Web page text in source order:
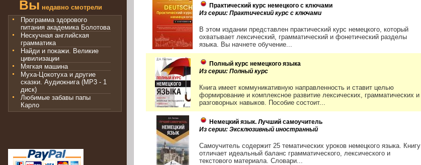
Вы недавно смотрели
Программа здорового
питания академика Болотова
Нескучная английская
грамматика
Найди и покажи. Великие
цивилизации
Мягкая машина
Муха-Цокотуха и другие
сказки. Аудиокнига (MP3 - 1
диск)
Любимые забавы папы
Карло
Практический курс немецкого с ключами
Из серии: Практический курс с ключами
В этом издании представлен практический курс немецкого, который
охватывает лексический, грамматический и фонетический разделы
языка. Вы начнете обучение...
Полный курс немецкого языка
Из серии: Полный курс
Книга имеет коммуникативную направленность и ставит целью
формирование и комплексное развитие лексических, грамматических и
разговорных навыков. Пособие состоит...
Немецкий язык. Лучший самоучитель
Из серии: Эксклюзивный иностранный
Самоучитель содержит 25 тематических уроков немецкого языка. Книгу
отличает идеальный баланс грамматического, лексического и
текстового материала. Словари...